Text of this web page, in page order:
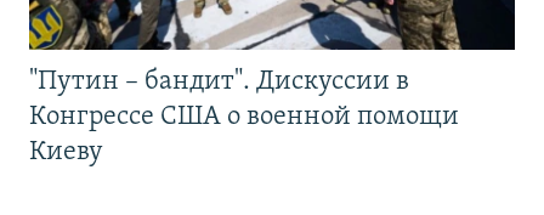
"Путин – бандит". Дискуссии в
Конгрессе США о военной помощи
Киеву